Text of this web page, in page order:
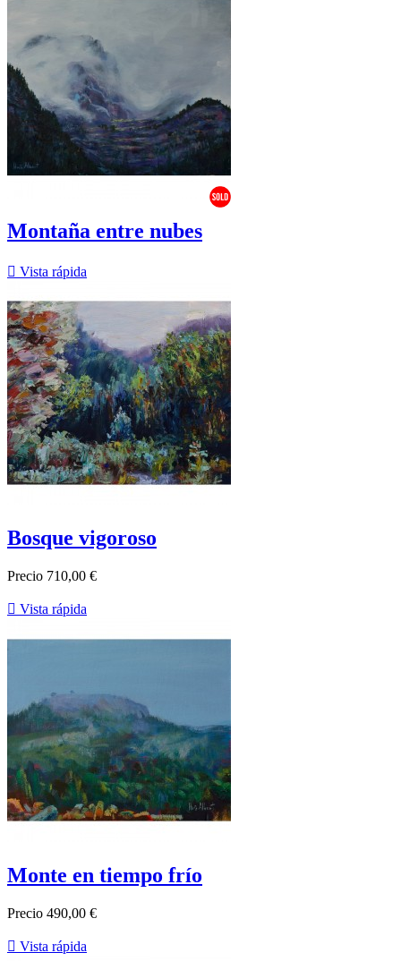
Montaña entre nubes
 Vista rápida
Bosque vigoroso
Precio 710,00 €
 Vista rápida
Monte en tiempo frío
Precio 490,00 €
 Vista rápida